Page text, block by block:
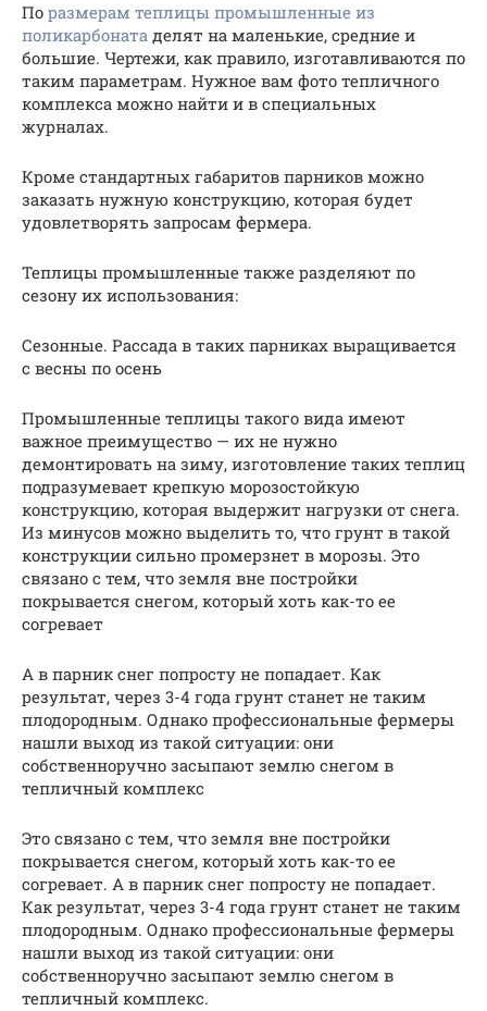
По размерам теплицы промышленные из
поликарбоната делят на маленькие, средние и
большие. Чертежи, как правило, изготавливаются по
таким параметрам. Нужное вам фото тепличного
комплекса можно найти и в специальных
журналах.
Кроме стандартных габаритов парников можно
заказать нужную конструкцию, которая будет
удовлетворять запросам фермера.
Теплицы промышленные также разделяют по
сезону их использования:
Сезонные. Рассада в таких парниках выращивается
с весны по осень
Промышленные теплицы такого вида имеют
важное преимущество — их не нужно
демонтировать на зиму, изготовление таких теплиц
подразумевает крепкую морозостойкую
конструкцию, которая выдержит нагрузки от снега.
Из минусов можно выделить то, что грунт в такой
конструкции сильно промерзнет в морозы. Это
связано с тем, что земля вне постройки
покрывается снегом, который хоть как-то ее
согревает
А в парник снег попросту не попадает. Как
результат, через 3-4 года грунт станет не таким
плодородным. Однако профессиональные фермеры
нашли выход из такой ситуации: они
собственноручно засыпают землю снегом в
тепличный комплекс
Это связано с тем, что земля вне постройки
покрывается снегом, который хоть как-то ее
согревает. А в парник снег попросту не попадает.
Как результат, через 3-4 года грунт станет не таким
плодородным. Однако профессиональные фермеры
нашли выход из такой ситуации: они
собственноручно засыпают землю снегом в
тепличный комплекс.